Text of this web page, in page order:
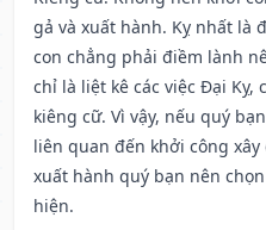
gả và xuất hành. Kỵ nhất là
con chẳng phải điềm lành
chỉ là liệt kê các việc Đại Kỵ,
kiêng cữ. Vì vậy, nếu quý
liên quan đến khởi công
xuất hành quý bạn nên
hiện.